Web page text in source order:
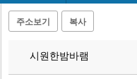
주소보기 복사
시원한밤바램